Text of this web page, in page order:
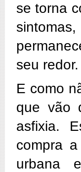
se torna
seu redor.
E como
que vão
asfixia.
compra
urbana